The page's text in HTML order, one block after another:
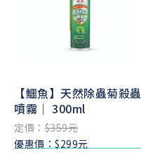
【鱷魚】天然除蟲菊殺蟲
噴霧｜ 300ml
定價：$359元
優惠價：$299元